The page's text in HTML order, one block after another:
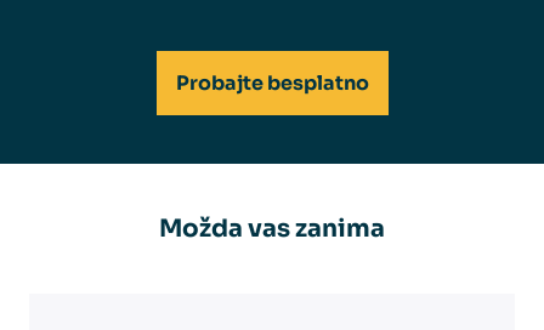
Probajte besplatno
Možda vas zanima